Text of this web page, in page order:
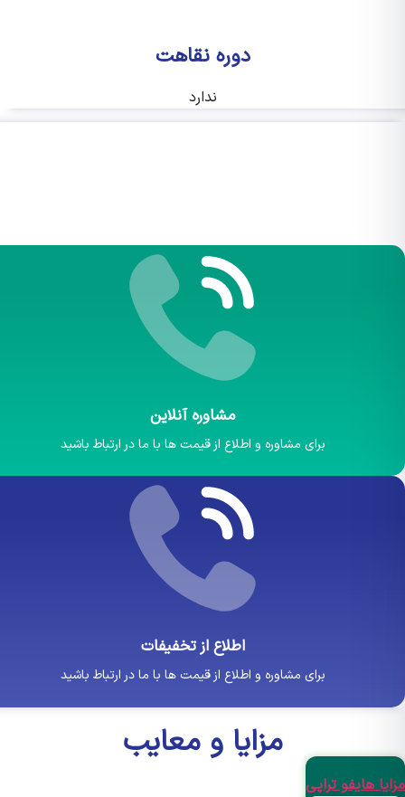
دوره نقاهت
ندارد
مشاوره آنلاین
برای مشاوره و اطلاع از قیمت ها با ما در ارتباط باشید
اطلاع از تخفیفات
برای مشاوره و اطلاع از قیمت ها با ما در ارتباط باشید
مزایا و معایب
هایفو تراپی